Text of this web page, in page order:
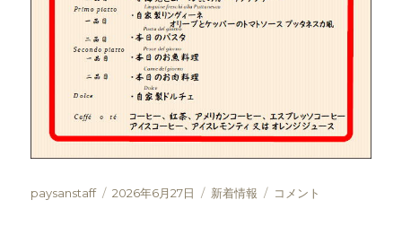
投
paysanstaff
投
2026年6月27日
カ
新着情報
ア
コメント